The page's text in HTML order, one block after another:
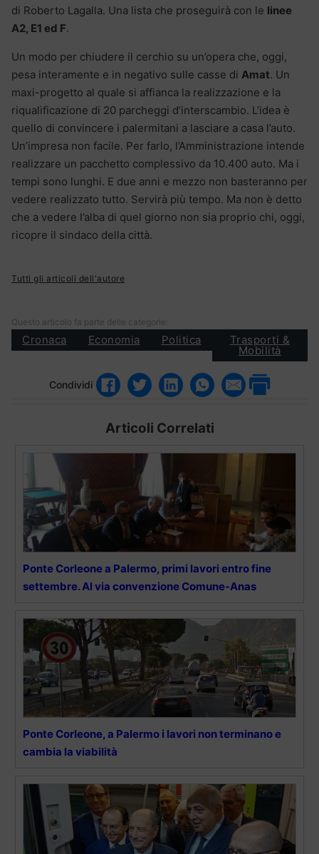
di Roberto Lagalla. Una lista che proseguirà con le linee
A2, E1 ed F.
Un modo per chiudere il cerchio su un’opera che, oggi,
pesa interamente e in negativo sulle casse di Amat. Un
maxi-progetto al quale si affianca la realizzazione e la
riqualificazione di 20 parcheggi d’interscambio. L’idea è
quello di convincere i palermitani a lasciare a casa l’auto.
Un’impresa non facile. Per farlo, l’Amministrazione intende
realizzare un pacchetto complessivo da 10.400 auto. Ma i
tempi sono lunghi. E due anni e mezzo non basteranno per
vedere realizzato tutto. Servirà più tempo. Ma non è detto
che a vedere l’alba di quel giorno non sia proprio chi, oggi,
ricopre il sindaco della città.
Tutti gli articoli dell'autore
Questo articolo fa parte delle categorie:
Cronaca Economia Politica Trasporti &
Mobilità
Condividi
Articoli Correlati
Ponte Corleone a Palermo, primi lavori entro fine
settembre. Al via convenzione Comune-Anas
Ponte Corleone, a Palermo i lavori non terminano e
cambia la viabilità